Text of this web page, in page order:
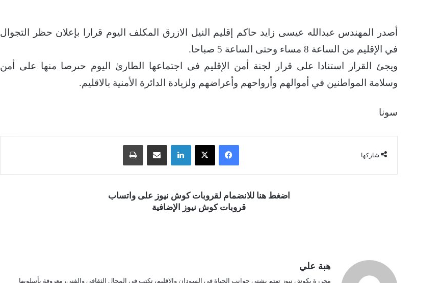
أصدر المهندس عبدالله عيسى زايد حاكم إقليم النيل الازرق المكلف اليوم قرارا بإعلان حظر التجوال
في الإقليم من الساعة 8 مساء وحتى الساعة 5 صباحا.
ويجئ القرار استنادا على قرار لجنة أمن الإقليم فى اجتماعها الطارئ اليوم حىرصا منها على أمن
وسلامة المواطنين في أموالهم وأرواحهم وأعراضهم ولزيادة الدائرة الأمنية بالاقليم.
سونا
شاركها
فيسبوك ‫X لينكدإن مشاركة عبر البريد
اضغط هنا للانضمام لقروبات كوش نيوز على واتساب
قروبات كوش نيوز الإضافية
هبة علي
محررة بكوش نيوز تهتم بشتى جوانب الحياة في السودان والاقليم، تكتب في المجال الثقافي والفني، معروفة بأسلوبها